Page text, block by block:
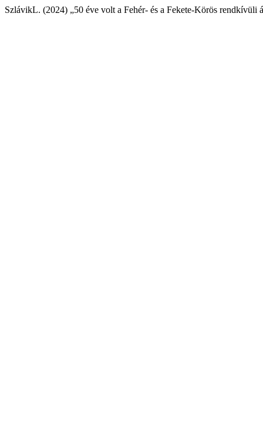
SzlávikL. (2024) „50 éve volt a Fehér- és a Fekete-Körös rendkívüli